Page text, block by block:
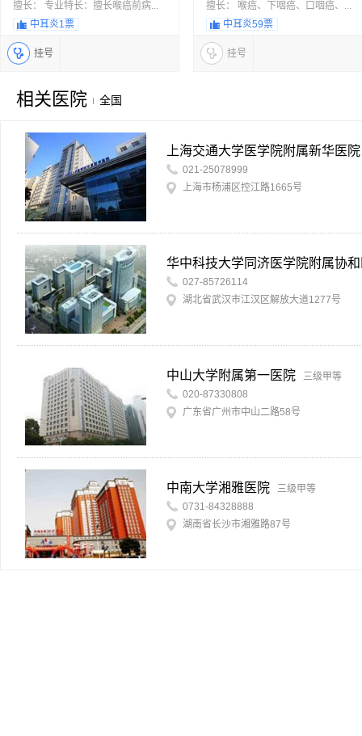
擅长： 专业特长：擅长喉癌前病...
中耳炎1票
挂号
擅长： 喉癌、下咽癌、口咽癌、...
中耳炎59票
挂号
相关医院 全国
上海交通大学医学院附属新华医院
021-25078999
上海市杨浦区控江路1665号
华中科技大学同济医学院附属协
027-85726114
湖北省武汉市江汉区解放大道1277号
中山大学附属第一医院
三级甲等
020-87330808
广东省广州市中山二路58号
中南大学湘雅医院
三级甲等
0731-84328888
湖南省长沙市湘雅路87号